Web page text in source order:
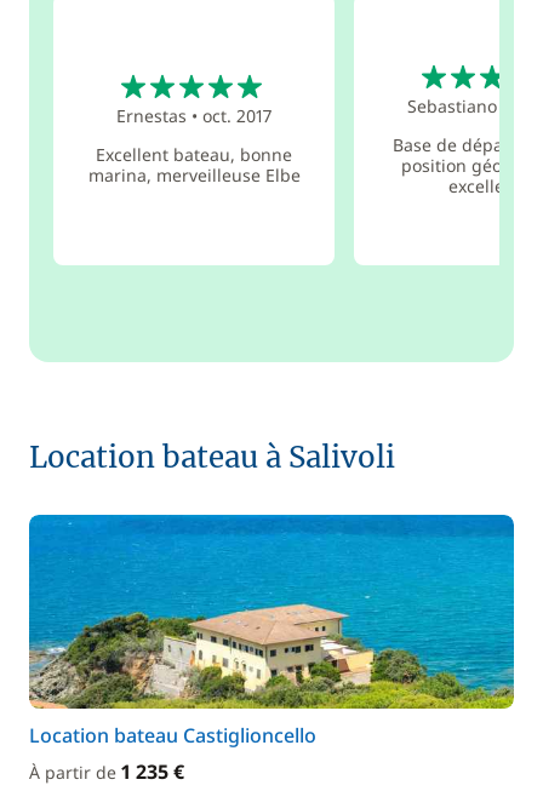
Ernestas •oct. 2017
Excellent bateau, bonne
marina, merveilleuse Elbe
Sebastiano•
Base de départ
position
excellente !
Location bateau à Salivoli
Location bateau Castiglioncello
À partir de 1 235 €